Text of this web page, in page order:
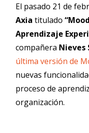
El pasado 21 de
Axia titulado
Aprendizaje
compañera Nieves
última versión de
nuevas
proceso de
organización.